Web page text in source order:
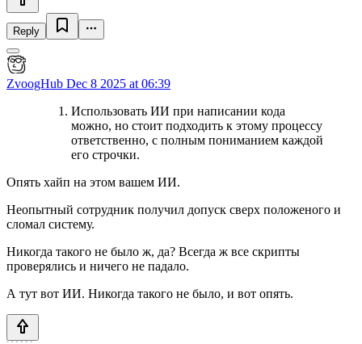
Reply
ZvoogHub Dec 8 2025 at 06:39
Использовать ИИ при написании кода
можно, но стоит подходить к этому процессу
ответственно, с полным пониманием каждой
его строчки.
Опять хайп на этом вашем ИИ.
Неопытный сотрудник получил допуск сверх положеного и
сломал систему.
Никогда такого не было ж, да? Всегда ж все скрипты
проверялись и ничего не падало.
А тут вот ИИ. Никогда такого не было, и вот опять.